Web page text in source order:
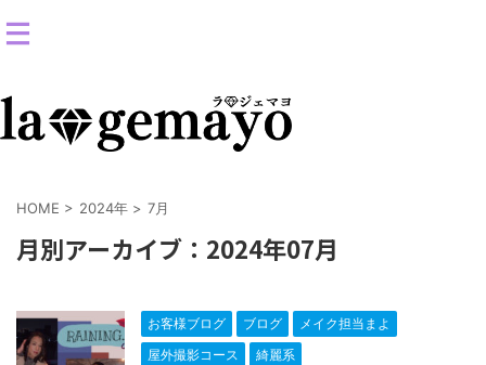
HOME > 2024年 > 7月
月別アーカイブ：2024年07月
お客様ブログ ブログ
メイク担当まよ
屋外撮影コース
綺麗系